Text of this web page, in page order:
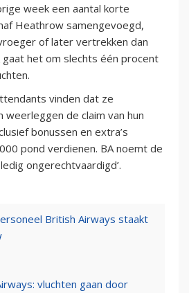
week een aantal korte
Heathrow samengevoegd,
of later vertrekken dan
gaat het om slechts één procent
vinden dat ze
weerleggen de claim van hun
bonussen en extra’s
pond verdienen. BA noemt de
ongerechtvaardigd’.
British Airways staakt
vluchten gaan door